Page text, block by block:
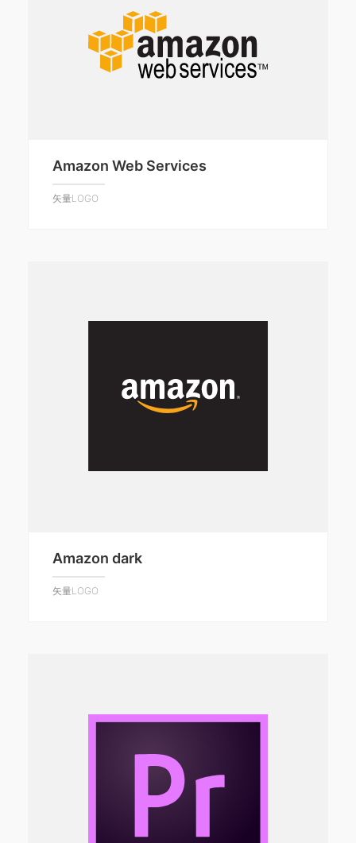
Amazon Web Services
矢量LOGO
Amazon dark
矢量LOGO